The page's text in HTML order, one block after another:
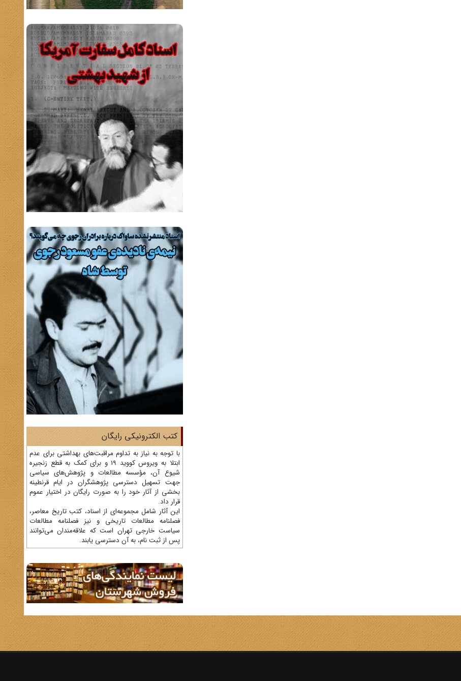
کتب الکترونیکی رایگان
با توجه به نیاز به تداوم مراقبت‌های بهداشتی برای عدم
ابتلا به ویروس کووید 19 و برای کمک به قطع زنجیره
شیوع آن، مؤسسه مطالعات و پژوهش‌های سیاسی
جهت تسهیل دسترسی پژوهشگران در ایام قرنطینه
بخشی از آثار خود را به صورت رایگان در اختیار عموم
قرار داد.
این آثار شامل مجموعه‌ای از اسناد، کتب تاریخ معاصر،
فصلنامه‌ مطالعات تاریخی و نیز فصلنامه مطالعات
سیاست خارجی تهران است که علاقه‌مندان می‌توانند
پس از ثبت نام، به آن دسترسی یابند.